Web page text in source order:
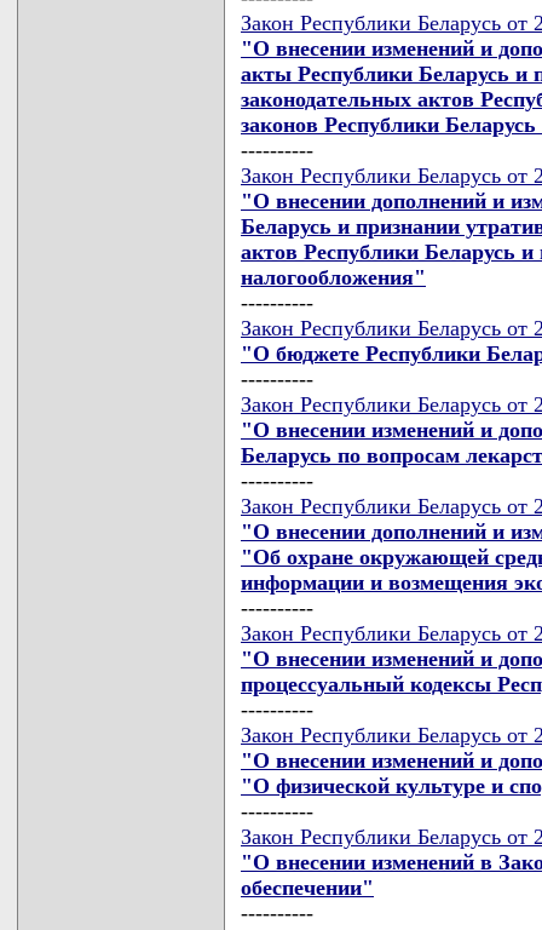
Закон Республики Беларусь от
"О внесении изменений и
акты Республики Беларусь и
законодательных актов
законов Республики
----------
Закон Республики Беларусь от
"О внесении дополнений и
Беларусь и признании
актов Республики Беларусь
налогообложения"
----------
Закон Республики Беларусь от
"О бюджете Республики
----------
Закон Республики Беларусь от
"О внесении изменений и
Беларусь по вопросам
----------
Закон Республики Беларусь от
"О внесении дополнений и
"Об охране окружающей
информации и возмещения
----------
Закон Республики Беларусь от
"О внесении изменений и
процессуальный кодексы
----------
Закон Республики Беларусь от
"О внесении изменений и
"О физической культуре и
----------
Закон Республики Беларусь от
"О внесении изменений в
обеспечении"
----------